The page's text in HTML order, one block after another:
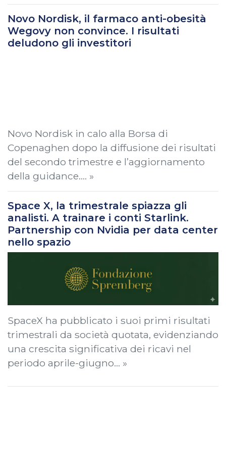
Novo Nordisk, il farmaco anti-obesità
Wegovy non convince. I risultati
deludono gli investitori
Novo Nordisk in calo alla Borsa di
Copenaghen dopo la diffusione dei risultati
del secondo trimestre e l’aggiornamento
della guidance.… »
Space X, la trimestrale spiazza gli
analisti. A trainare i conti Starlink.
Partnership con Nvidia per data center
nello spazio
SpaceX ha pubblicato i suoi primi risultati
trimestrali da società quotata, evidenziando
una crescita significativa dei ricavi nel
periodo aprile-giugno… »